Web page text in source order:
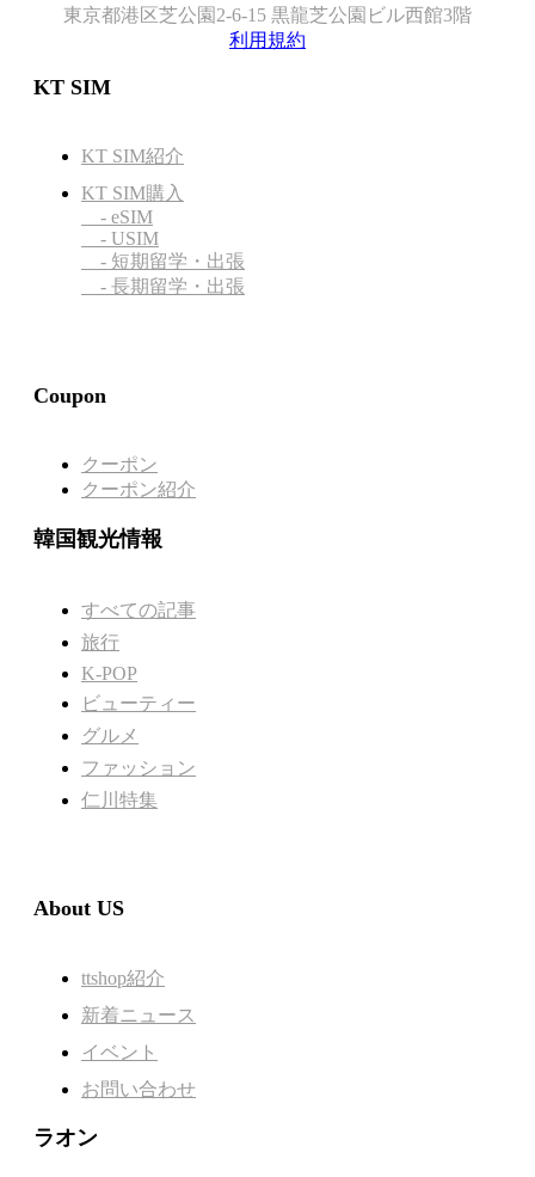
東京都港区芝公園2-6-15 黒龍芝公園ビル西館3階
利用規約
KT SIM
KT SIM紹介
KT SIM購入
- eSIM
- USIM
- 短期留学・出張
- 長期留学・出張
Coupon
クーポン
クーポン紹介
韓国観光情報
すべての記事
旅行
K-POP
ビューティー
グルメ
ファッション
仁川特集
About US
ttshop紹介
新着ニュース
イベント
お問い合わせ
ラオン